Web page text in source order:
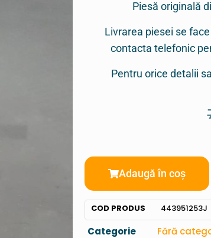
Piesă originală
Livrarea piesei se
contacta telefonic
Pentru orice detalii
Adaugă în coș
COD PRODUS 443951253J
Categorie
Fără